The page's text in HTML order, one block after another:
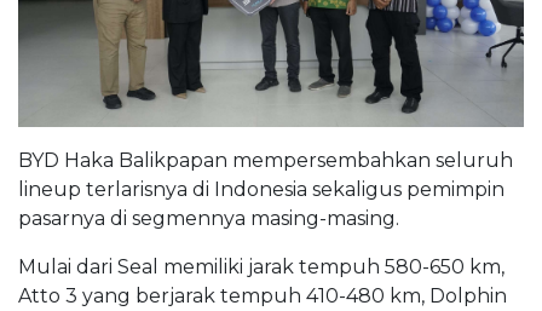
BYD Haka Balikpapan mempersembahkan seluruh
lineup terlarisnya di Indonesia sekaligus pemimpin
pasarnya di segmennya masing-masing.
Mulai dari Seal memiliki jarak tempuh 580-650 km,
Atto 3 yang berjarak tempuh 410-480 km, Dolphin